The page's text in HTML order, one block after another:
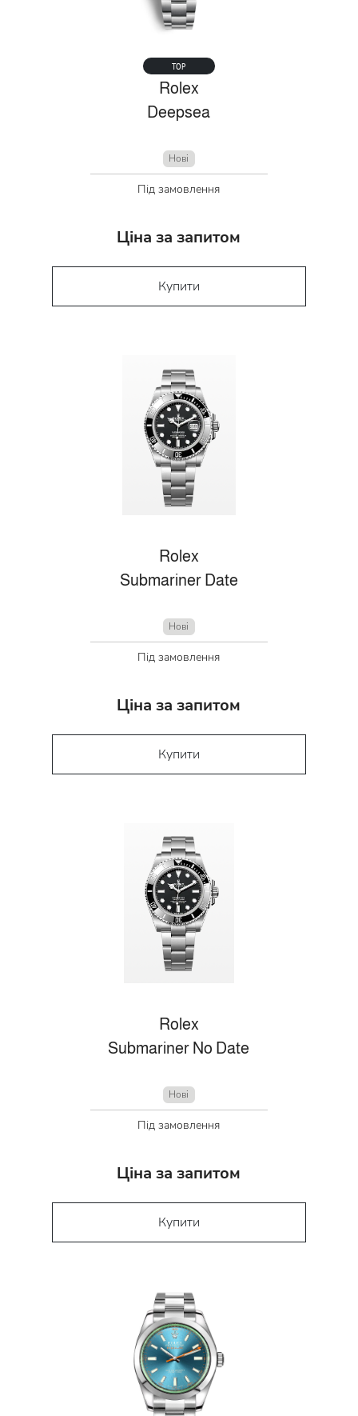
TOP
Rolex
Deepsea
Нові
Під замовлення
Ціна за запитом
Купити
Rolex
Submariner Date
Нові
Під замовлення
Ціна за запитом
Купити
Rolex
Submariner No Date
Нові
Під замовлення
Ціна за запитом
Купити